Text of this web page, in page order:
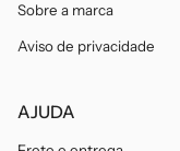
Sobre a marca
Aviso de privacidade
AJUDA